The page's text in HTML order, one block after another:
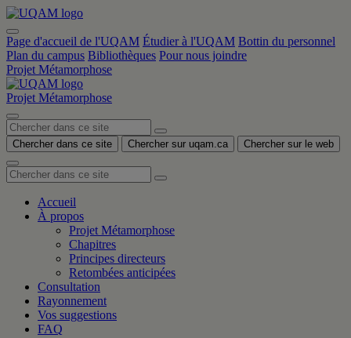
Accéder
au
contenu
Accéder
au
menu
principal
Accéder
à
la
recherche
Accéder
au
contenu
Accéder
au
menu
principal
Page d'accueil de l'UQAM Étudier à l'UQAM Bottin du personnel
Plan du campus Bibliothèques Pour nous joindre
Projet Métamorphose
Projet Métamorphose
Menu
Chercher dans ce site
Chercher sur uqam.ca Chercher sur le web
Accueil
À propos
Projet Métamorphose
Chapitres
Principes directeurs
Retombées anticipées
Consultation
Rayonnement
Vos suggestions
FAQ